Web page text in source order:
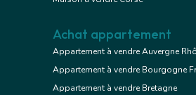
Achat appartement
Appartement à vendre Auvergne
Appartement à vendre Bourgogne
Appartement à vendre Bretagne